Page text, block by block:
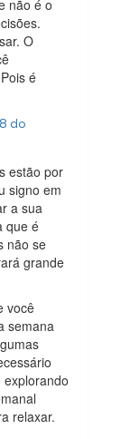
não é o
O
é
do
estão por
signo em
a sua
que é
não se
grande
você
semana
relaxar.